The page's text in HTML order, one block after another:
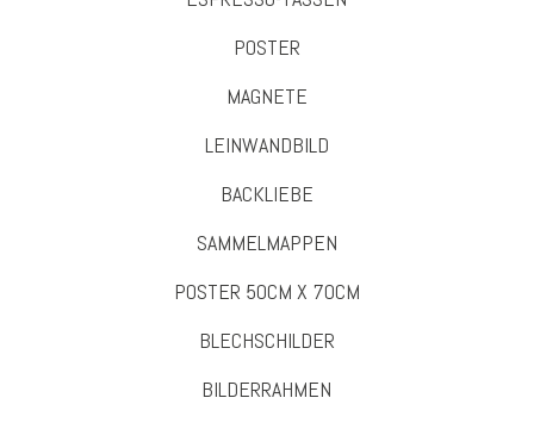
POSTER
MAGNETE
LEINWANDBILD
BACKLIEBE
SAMMELMAPPEN
POSTER 50CM X 70CM
BLECHSCHILDER
BILDERRAHMEN